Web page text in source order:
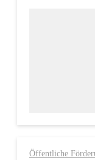
Öffentliche